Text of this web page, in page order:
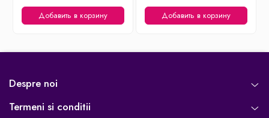
Добавить в корзину Добавить в корзину
Despre noi
Termeni si conditii